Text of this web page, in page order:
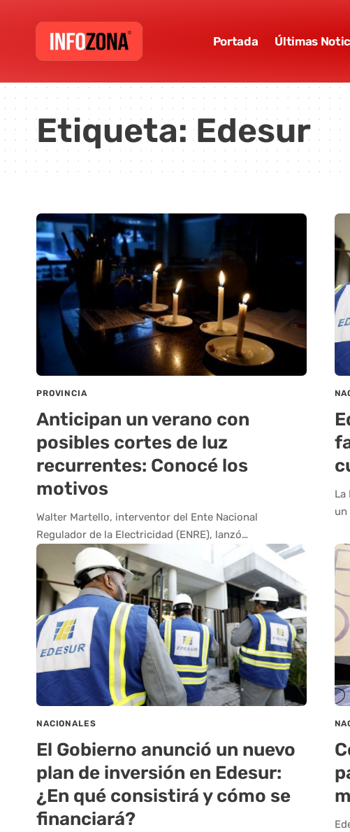
Portada Últimas
Etiqueta:Edesur
PROVINCIA
Anticipan un verano con
posibles cortes de luz
recurrentes: Conocé los
motivos
Walter Martello, interventor del Ente Nacional
Regulador de la Electricidad (ENRE), lanzó…
La
un
NACIONALES
El Gobierno anunció un nuevo
plan de inversión en Edesur:
¿En qué consistirá y cómo se
financiará?